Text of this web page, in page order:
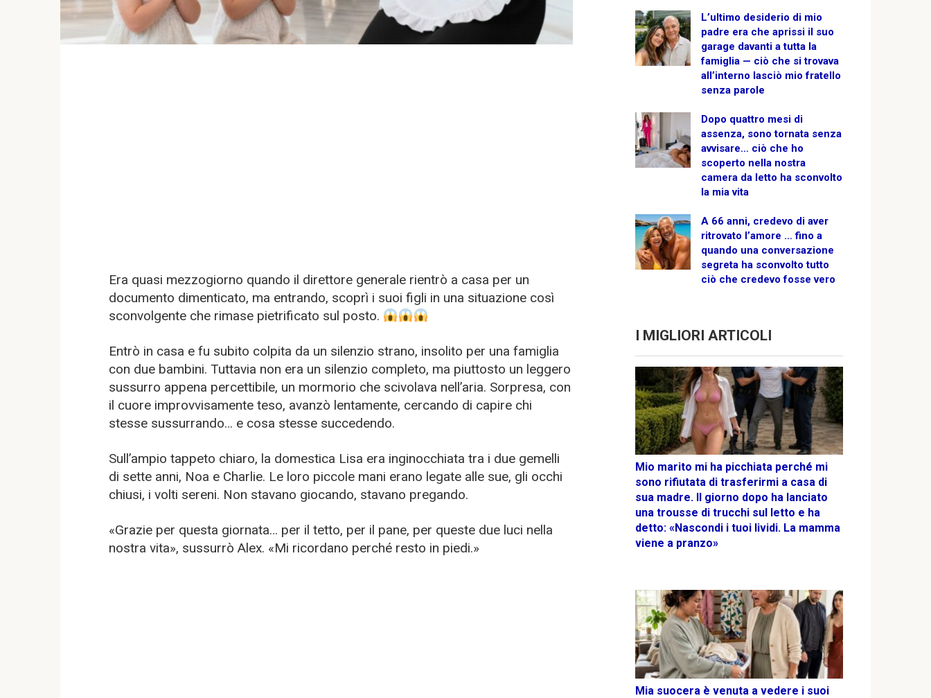
Era quasi mezzogiorno quando il direttore generale rientrò a casa per un
documento dimenticato, ma entrando, scoprì i suoi figli in una situazione così
sconvolgente che rimase pietrificato sul posto.
Entrò in casa e fu subito colpita da un silenzio strano, insolito per una famiglia
con due bambini. Tuttavia non era un silenzio completo, ma piuttosto un leggero
sussurro appena percettibile, un mormorio che scivolava nell’aria. Sorpresa, con
il cuore improvvisamente teso, avanzò lentamente, cercando di capire chi
stesse sussurrando… e cosa stesse succedendo.
Sull’ampio tappeto chiaro, la domestica Lisa era inginocchiata tra i due gemelli
di sette anni, Noa e Charlie. Le loro piccole mani erano legate alle sue, gli occhi
chiusi, i volti sereni. Non stavano giocando, stavano pregando.
«Grazie per questa giornata… per il tetto, per il pane, per queste due luci nella
nostra vita», sussurrò Alex. «Mi ricordano perché resto in piedi.»
L’ultimo desiderio di mio
padre era che aprissi il suo
garage davanti a tutta la
famiglia — ciò che si trovava
all’interno lasciò mio fratello
senza parole
Dopo quattro mesi di
assenza, sono tornata senza
avvisare… ciò che ho
scoperto nella nostra
camera da letto ha sconvolto
la mia vita
A 66 anni, credevo di aver
ritrovato l’amore … fino a
quando una conversazione
segreta ha sconvolto tutto
ciò che credevo fosse vero
I MIGLIORI ARTICOLI
Mio marito mi ha picchiata perché mi
sono rifiutata di trasferirmi a casa di
sua madre. Il giorno dopo ha lanciato
una trousse di trucchi sul letto e ha
detto: «Nascondi i tuoi lividi. La mamma
viene a pranzo»
Mia suocera è venuta a vedere i suoi